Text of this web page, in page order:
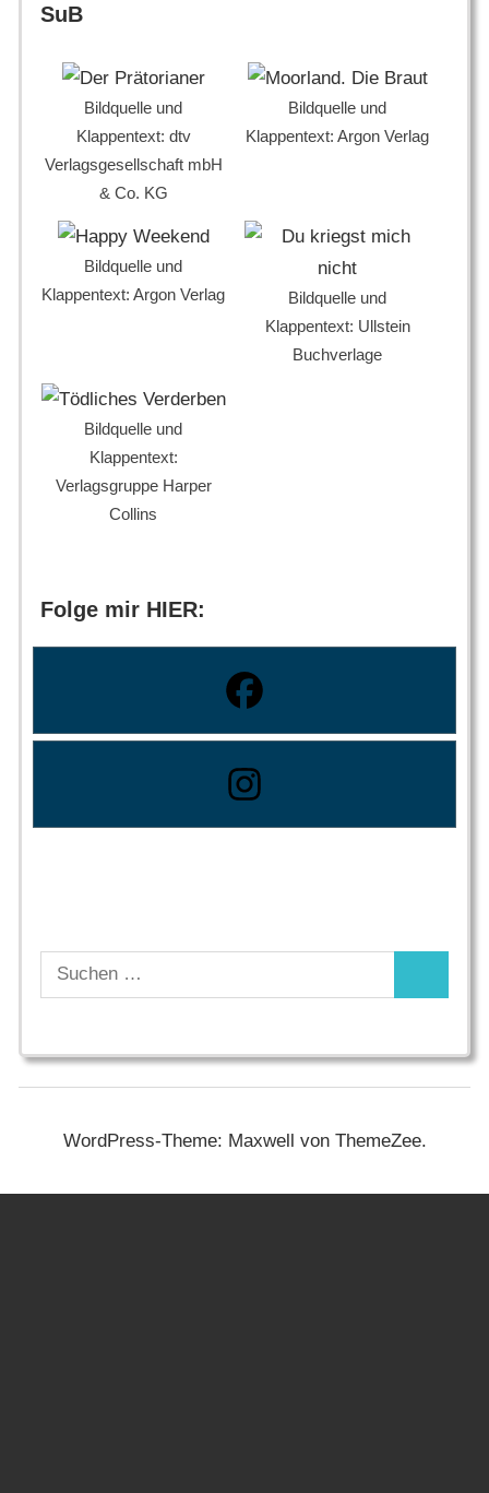
SuB
Bildquelle und
Klappentext: dtv
Verlagsgesellschaft mbH
& Co. KG
Bildquelle und
Klappentext: Argon Verlag
Bildquelle und
Klappentext: Argon Verlag
Bildquelle und
Klappentext: Ullstein
Buchverlage
Bildquelle und
Klappentext:
Verlagsgruppe Harper
Collins
Folge mir HIER:
Suchen
nach:
WordPress-Theme: Maxwell von ThemeZee.